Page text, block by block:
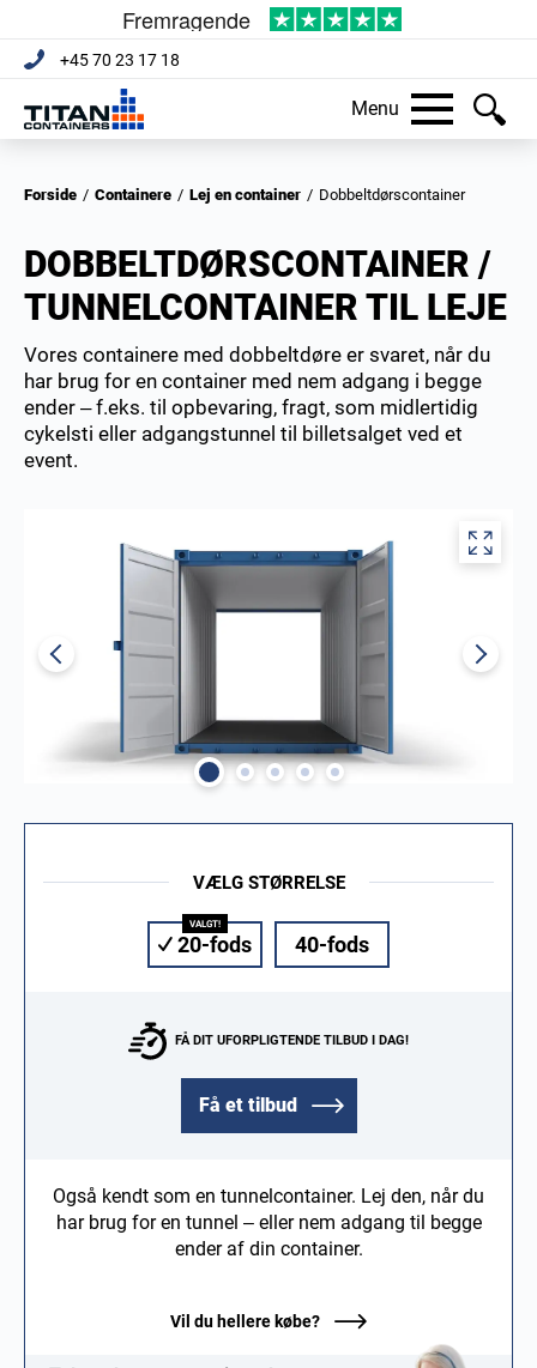
+45 70 23 17 18
Menu
Forside / Containere / Lej en container / Dobbeltdørscontainer
DOBBELTDØRSCONTAINER /
TUNNELCONTAINER TIL LEJE
Vores containere med dobbeltdøre er svaret, når du
har brug for en container med nem adgang i begge
ender – f.eks. til opbevaring, fragt, som midlertidig
cykelsti eller adgangstunnel til billetsalget ved et
event.
VÆLG STØRRELSE
20-fods 40-fods
Få et tilbud
FÅ DIT UFORPLIGTENDE TILBUD I DAG!
Også kendt som en tunnelcontainer. Lej den, når du
har brug for en tunnel – eller nem adgang til begge
ender af din container.
Vil du hellere købe?